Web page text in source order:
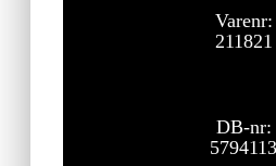
Varenr:
211821
DB-nr:
5794113